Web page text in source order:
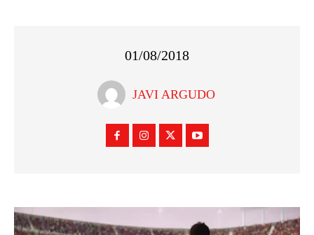
01/08/2018
JAVI ARGUDO